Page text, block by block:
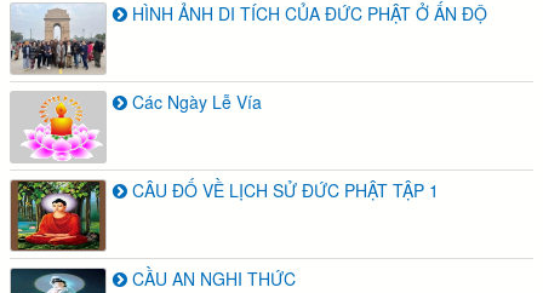
HÌNH ẢNH DI TÍCH CỦA ĐỨC PHẬT Ở ẤN ĐỘ
Các Ngày Lễ Vía
CÂU ĐỐ VỀ LỊCH SỬ ĐỨC PHẬT TẬP 1
CẦU AN NGHI THỨC